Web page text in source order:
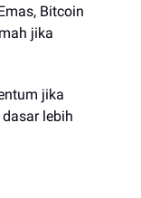
Bitcoin
jika
jika
lebih